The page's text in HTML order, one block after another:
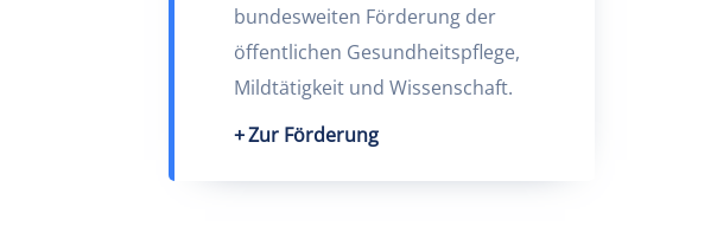
bundesweiten Förderung der
öffentlichen Gesundheitspflege,
Mildtätigkeit und Wissenschaft.
Zur Förderung